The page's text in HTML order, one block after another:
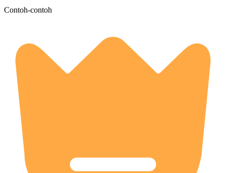
Contoh-contoh